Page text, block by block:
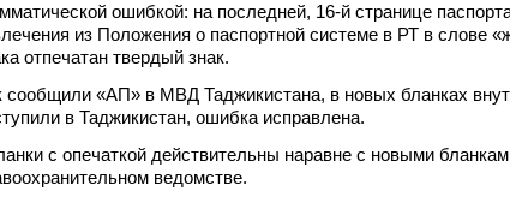
ошибкой: на последней, 16-й странице
из Положения о паспортной системе в РТ в слове
отпечатан твердый знак.
сообщили «АП» в МВД Таджикистана, в новых бланках
в Таджикистан, ошибка исправлена.
с опечаткой действительны наравне с новыми
ведомстве.